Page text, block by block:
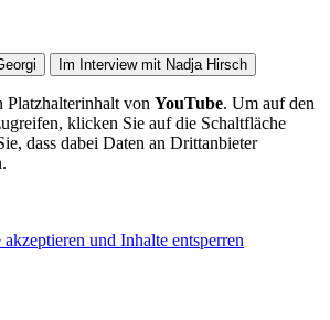
Im Interview mit Nadja Hirsch
Platzhalterinhalt von YouTube. Um auf den
klicken Sie auf die Schaltfläche
dass dabei Daten an Drittanbieter
und Inhalte entsperren